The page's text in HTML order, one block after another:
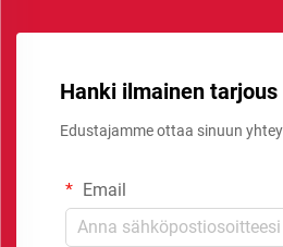
Hanki ilmainen tarjous
Edustajamme ottaa sinuun
Email